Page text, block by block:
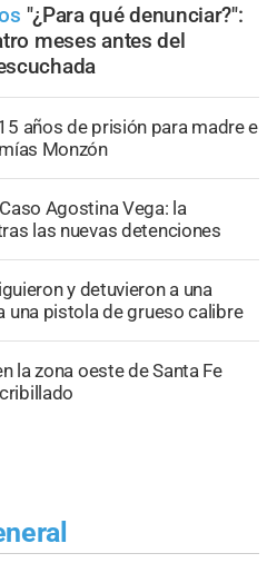
"¿Para qué denunciar?":
meses antes del
años de prisión para madre e
Monzón
Caso Agostina Vega: la
las nuevas detenciones
y detuvieron a una
una pistola de grueso calibre
la zona oeste de Santa Fe